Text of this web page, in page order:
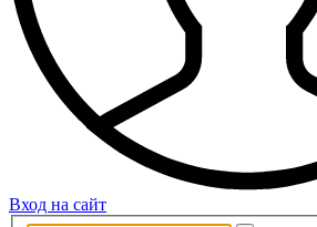
Вход на сайт